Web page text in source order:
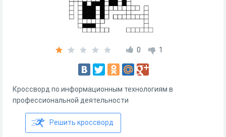
0 1
Кроссворд по информационным технологиям в
профессиональной деятельности
Решить кроссворд